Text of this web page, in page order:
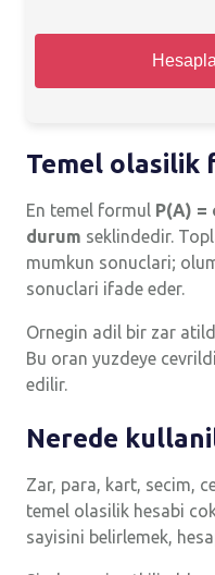
Hesapla
Temel olasilik
En temel formul P(A)
durum seklindedir.
mumkun sonuclari;
sonuclari ifade eder.
Ornegin adil bir zar
Bu oran yuzdeye
edilir.
Nerede
Zar, para, kart, secim,
temel olasilik hesabi
sayisini belirlemek,